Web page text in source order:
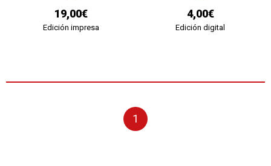
19,00€
Edición impresa
4,00€
Edición digital
1